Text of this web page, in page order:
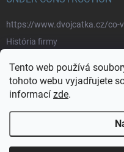
Tento web používá
tohoto webu vyjadřujete
informací zde.
https://www.dvojcatka.cz/co-
História firmy
Značky
https://www.dvojcatka.cz/